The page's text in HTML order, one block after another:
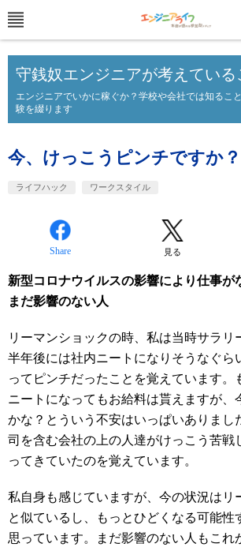
守銭奴エンジニアが考えている
エンジニアでいかに稼ぐか？学校や会社では知るこ
験を綴ります
今、けっこうピンチですか？
ライフハック ワークスタイル
Share 見る
新型コロナウイルスの影響により仕事が
まだ影響のない人
リーマンショックの時、私は当時サラリ
半年後には社内ニートになりそうなぐら
ってピンチだったことを覚えています。
ニートになってもお給料は貰えますが、
かな？とういう不安はいっぱいありまし
司を含む会社の上の人達がけっこう苦戦
ってきていたのを覚えています。
私自身も感じていますが、今の状況はリ
と似ているし、もっとひどくなる可能性
思っています。まだ影響のない人もこれ